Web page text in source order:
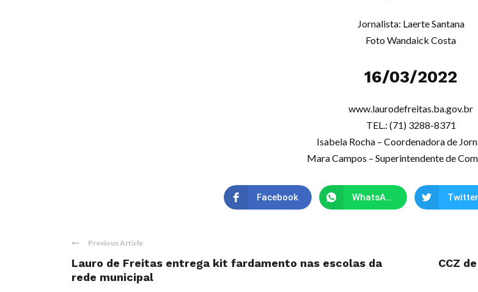
Jornalista: Laerte Santana
Foto Wandaick Costa
16/03/2022
www.laurodefreitas.ba.gov.br
TEL.: (71) 3288-8371
Isabela Rocha – Coordenadora de
Mara Campos – Superintendente de
Facebook WhatsApp Twitter
Previous Article
Lauro de Freitas entrega kit fardamento nas escolas da
rede municipal
CCZ